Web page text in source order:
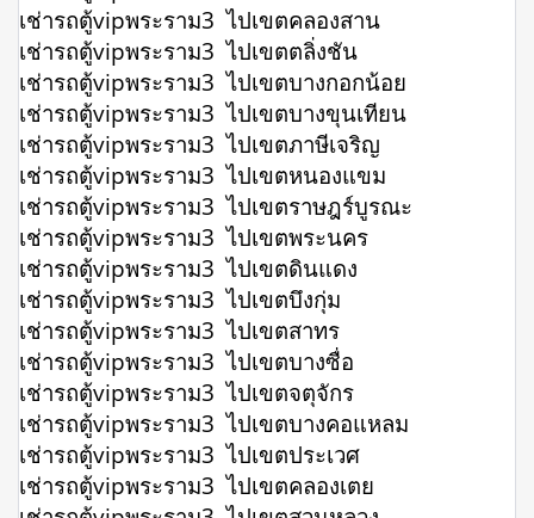
เช่ารถตู้vipพระราม3 ไปเขตคลองสาน
เช่ารถตู้vipพระราม3 ไปเขตตลิ่งชัน
เช่ารถตู้vipพระราม3 ไปเขตบางกอกน้อย
เช่ารถตู้vipพระราม3 ไปเขตบางขุนเทียน
เช่ารถตู้vipพระราม3 ไปเขตภาษีเจริญ
เช่ารถตู้vipพระราม3 ไปเขตหนองแขม
เช่ารถตู้vipพระราม3 ไปเขตราษฎร์บูรณะ
เช่ารถตู้vipพระราม3 ไปเขตพระนคร
เช่ารถตู้vipพระราม3 ไปเขตดินแดง
เช่ารถตู้vipพระราม3 ไปเขตบึงกุ่ม
เช่ารถตู้vipพระราม3 ไปเขตสาทร
เช่ารถตู้vipพระราม3 ไปเขตบางซื่อ
เช่ารถตู้vipพระราม3 ไปเขตจตุจักร
เช่ารถตู้vipพระราม3 ไปเขตบางคอแหลม
เช่ารถตู้vipพระราม3 ไปเขตประเวศ
เช่ารถตู้vipพระราม3 ไปเขตคลองเตย